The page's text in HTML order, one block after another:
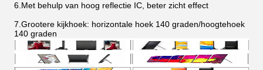
6.Met behulp van hoog reflectie IC, beter zicht effect
7.Grootere kijkhoek: horizontale hoek 140 graden/hoogtehoek
140 graden